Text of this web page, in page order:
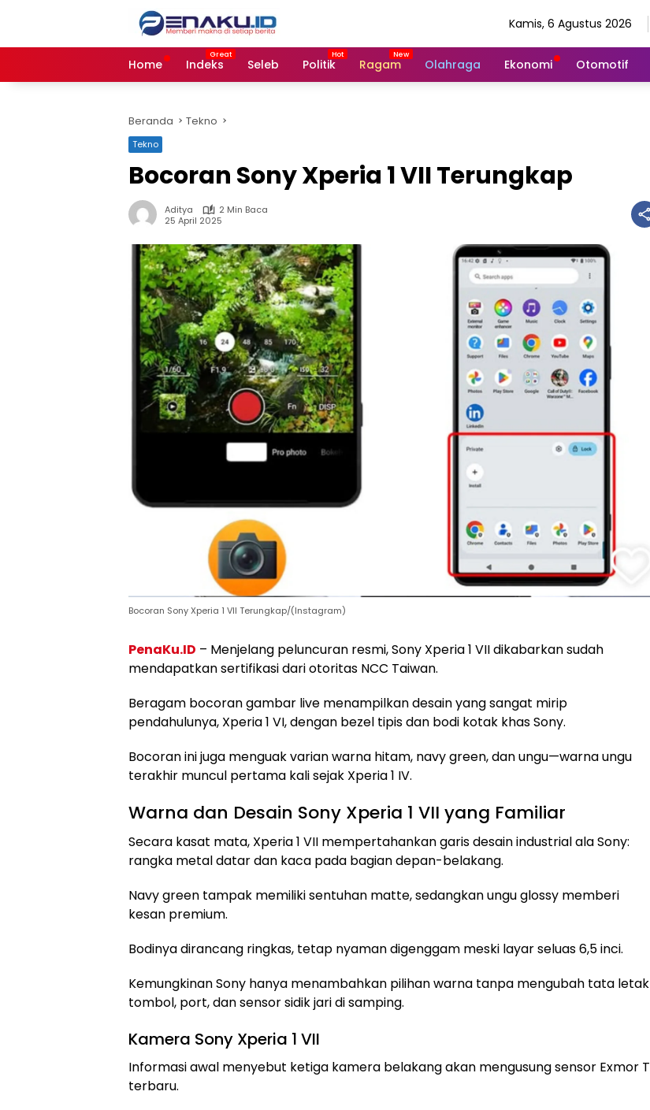
Kamis, 6 Agustus 2026
Home Indeks Seleb Politik Ragam Olahraga Ekonomi Otomotif
Beranda Tekno
Tekno
Bocoran Sony Xperia 1 VII Terungkap
Aditya
2 Min Baca
25 April 2025
Bocoran Sony Xperia 1 VII Terungkap/(Instagram)
PenaKu.ID – Menjelang peluncuran resmi, Sony Xperia 1 VII dikabarkan sudah
mendapatkan sertifikasi dari otoritas NCC Taiwan.
Beragam bocoran gambar live menampilkan desain yang sangat mirip
pendahulunya, Xperia 1 VI, dengan bezel tipis dan bodi kotak khas Sony.
Bocoran ini juga menguak varian warna hitam, navy green, dan ungu—warna ungu
terakhir muncul pertama kali sejak Xperia 1 IV.
Warna dan Desain Sony Xperia 1 VII yang Familiar
Secara kasat mata, Xperia 1 VII mempertahankan garis desain industrial ala Sony:
rangka metal datar dan kaca pada bagian depan-belakang.
Navy green tampak memiliki sentuhan matte, sedangkan ungu glossy memberi
kesan premium.
Bodinya dirancang ringkas, tetap nyaman digenggam meski layar seluas 6,5 inci.
Kemungkinan Sony hanya menambahkan pilihan warna tanpa mengubah tata letak
tombol, port, dan sensor sidik jari di samping.
Kamera Sony Xperia 1 VII
Informasi awal menyebut ketiga kamera belakang akan mengusung sensor Exmor T
terbaru.